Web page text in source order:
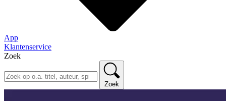
App
Klantenservice
Zoek
Zoek